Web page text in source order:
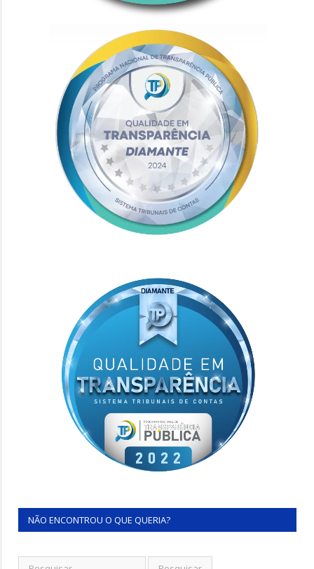
NÃO ENCONTROU O QUE QUERIA?